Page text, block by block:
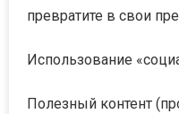
превратите в свои
Использование
Полезный контент